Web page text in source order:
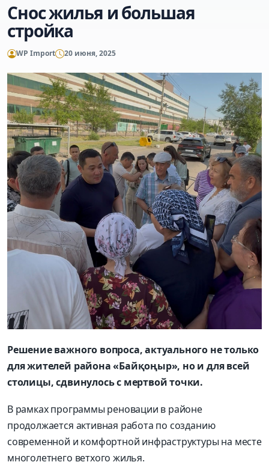
Снос жилья и большая
стройка
WP Import 20 июня, 2025
Решение важного вопроса, актуального не только
для жителей района «Байқоңыр», но и для всей
столицы, сдвинулось с мертвой точки.
В рамках программы реновации в районе
продолжается активная работа по созданию
современной и комфортной инфраструктуры на месте
многолетнего ветхого жилья.